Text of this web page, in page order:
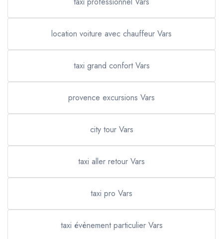
location voiture avec chauffeur Vars
taxi grand confort Vars
provence excursions Vars
city tour Vars
taxi aller retour Vars
taxi pro Vars
taxi évènement particulier Vars